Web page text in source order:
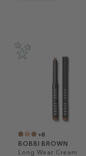
+8
BOBBI BROWN
Long Wear Cream